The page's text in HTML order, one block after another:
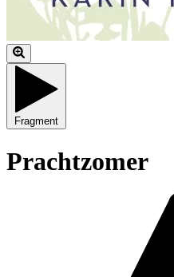
Fragment
Prachtzomer